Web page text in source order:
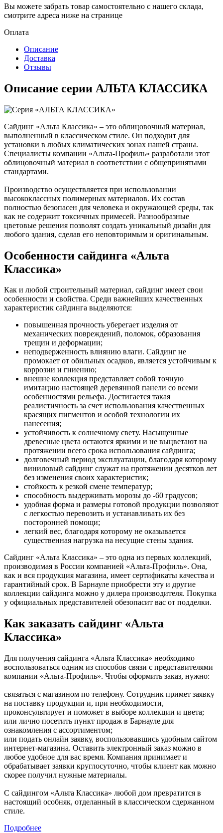
Вы можете забрать товар самостоятельно с нашего склада,
смотрите адреса ниже на странице
Оплата
Описание
Доставка
Отзывы
Описание серии АЛЬТА КЛАССИКА
Сайдинг «Альта Классика» – это облицовочный материал,
выполненный в классическом стиле. Он подходит для
установки в любых климатических зонах нашей страны.
Специалисты компании «Альта-Профиль» разработали этот
облицовочный материал в соответствии с общепринятыми
стандартами.
Производство осуществляется при использовании
высококлассных полимерных материалов. Их состав
полностью безопасен для человека и окружающей среды, так
как не содержит токсичных примесей. Разнообразные
цветовые решения позволят создать уникальный дизайн для
любого здания, сделав его неповторимым и оригинальным.
Особенности сайдинга «Альта
Классика»
Как и любой строительный материал, сайдинг имеет свои
особенности и свойства. Среди важнейших качественных
характеристик сайдинга выделяются:
повышенная прочность уберегает изделия от
механических повреждений, поломок, образования
трещин и деформации;
неподверженность влиянию влаги. Сайдинг не
промокает от обильных осадков, является устойчивым к
коррозии и гниению;
внешне коллекция представляет собой точную
имитацию настоящей деревянной панели со всеми
особенностями рельефа. Достигается такая
реалистичность за счет использования качественных
красящих пигментов и особой технологии их
нанесения;
устойчивость к солнечному свету. Насыщенные
древесные цвета остаются яркими и не выцветают на
протяжении всего срока использования сайдинга;
долговечный период эксплуатации, благодаря которому
виниловый сайдинг служат на протяжении десятков лет
без изменения своих характеристик;
стойкость к резкой смене температур;
способность выдерживать морозы до -60 градусов;
удобная форма и размеры готовой продукции позволяют
с легкостью перевозить и устанавливать их без
посторонней помощи;
легкий вес, благодаря которому не оказывается
существенная нагрузка на несущие стены здания.
Сайдинг «Альта Классика» – это одна из первых коллекций,
производимая в России компанией «Альта-Профиль». Она,
как и вся продукция магазина, имеет сертификаты качества и
гарантийный срок. В Барнауле приобрести эту и другие
коллекции сайдинга можно у дилера производителя. Покупка
у официальных представителей обезопасит вас от подделки.
Как заказать сайдинг «Альта
Классика»
Для получения сайдинга «Альта Классика» необходимо
воспользоваться одним из способов связи с представителями
компании «Альта-Профиль». Чтобы оформить заказ, нужно:
связаться с магазином по телефону. Сотрудник примет заявку
на поставку продукции и, при необходимости,
проконсультирует и поможет в выборе коллекции и цвета;
или лично посетить пункт продаж в Барнауле для
ознакомления с ассортиментом;
или подать онлайн заявку, воспользовавшись удобным сайтом
интернет-магазина. Оставить электронный заказ можно в
любое удобное для вас время. Компания принимает и
обрабатывает заявки круглосуточно, чтобы клиент как можно
скорее получил нужные материалы.
С сайдингом «Альта Классика» любой дом превратится в
настоящий особняк, отделанный в классическом сдержанном
стиле.
Подробнее